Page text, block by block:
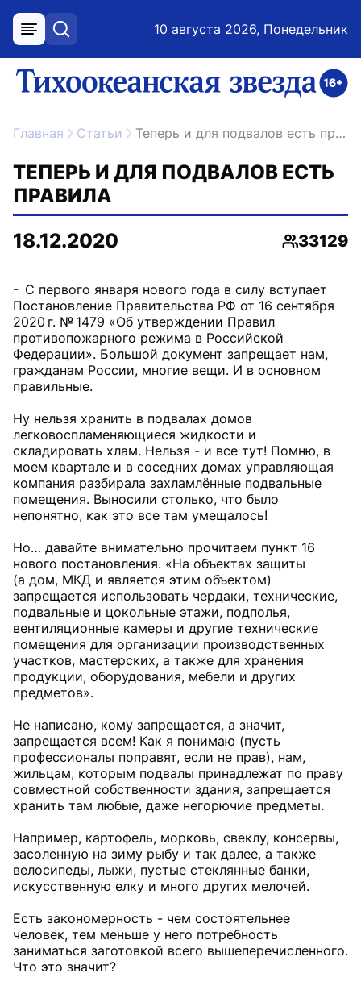
меню поиск 10 августа 2026, Понедельник
ссылка на главную
Главная Статьи Теперь и для подвалов есть правила
ТЕПЕРЬ И ДЛЯ ПОДВАЛОВ ЕСТЬ
ПРАВИЛА
18.12.2020
33129
- С первого января нового года в силу вступает
Постановление Правительства РФ от 16 сентября
2020 г. № 1479 «Об утверждении Правил
противопожарного режима в Российской
Федерации». Большой документ запрещает нам,
гражданам России, многие вещи. И в основном
правильные.
Ну нельзя хранить в подвалах домов
легковоспламеняющиеся жидкости и
складировать хлам. Нельзя - и все тут! Помню, в
моем квартале и в соседних домах управляющая
компания разбирала захламлённые подвальные
помещения. Выносили столько, что было
непонятно, как это все там умещалось!
Но… давайте внимательно прочитаем пункт 16
нового постановления. «На объектах защиты
(а дом, МКД и является этим объектом)
запрещается использовать чердаки, технические,
подвальные и цокольные этажи, подполья,
вентиляционные камеры и другие технические
помещения для организации производственных
участков, мастерских, а также для хранения
продукции, оборудования, мебели и других
предметов».
Не написано, кому запрещается, а значит,
запрещается всем! Как я понимаю (пусть
профессионалы поправят, если не прав), нам,
жильцам, которым подвалы принадлежат по праву
совместной собственности здания, запрещается
хранить там любые, даже негорючие предметы.
Например, картофель, морковь, свеклу, консервы,
засоленную на зиму рыбу и так далее, а также
велосипеды, лыжи, пустые стеклянные банки,
искусственную елку и много других мелочей.
Есть закономерность - чем состоятельнее
человек, тем меньше у него потребность
заниматься заготовкой всего вышеперечисленного.
Что это значит?